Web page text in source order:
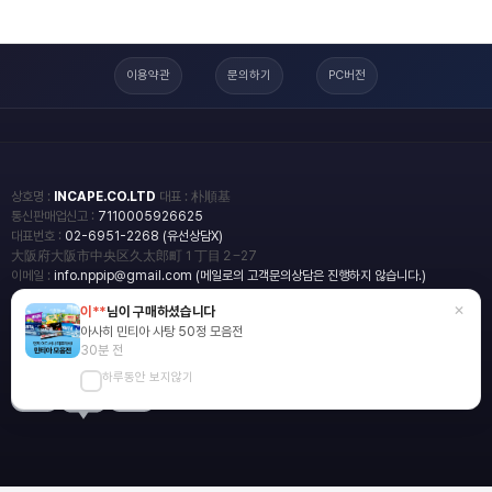
이용약관 문의하기 PC버전
상호명 : INCAPE.CO.LTD 대표 : 朴順基
통신판매업신고 : 7110005926625
대표번호 : 02-6951-2268 (유선상담X)
大阪府大阪市中央区久太郎町１丁目２−27
이메일 : info.nppip@gmail.com (메일로의 고객문의상담은 진행하지 않습니다.)
copyright
일본직구쇼핑몰 엔핍
2018 All rights reserved.
blog
이**님이 구매하셨습니다
아사히 민티아 사탕 50정 모음전
30분 전
하루동안 보지않기
×